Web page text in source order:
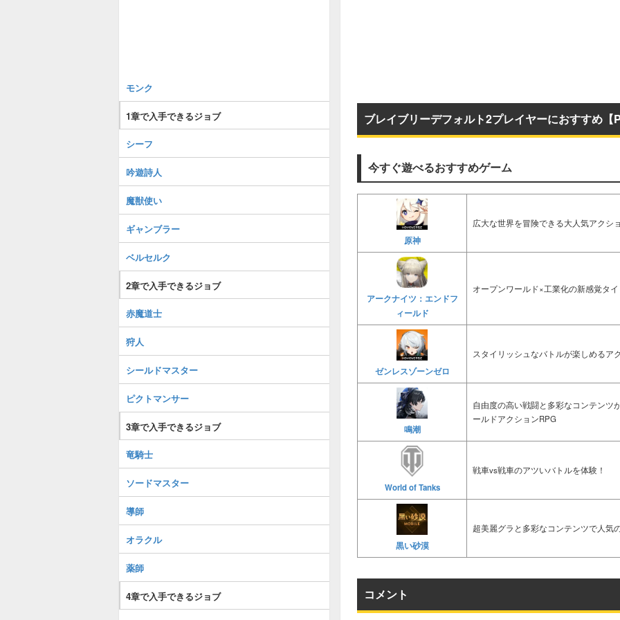
ブレイブリーデフォルト2プレイヤーにおすすめ【
今すぐ遊べるおすすめゲーム
原神
広大な世界を冒険できる大人気アクシ
アークナイツ：エンドフ
ィールド
オープンワールド×工業化の新感覚タ
ゼンレスゾーンゼロ
スタイリッシュなバトルが楽しめるア
鳴潮
自由度の高い戦闘と多彩なコンテンツ
ールドアクションRPG
World of Tanks
戦車vs戦車のアツいバトルを体験！
黒い砂漠
超美麗グラと多彩なコンテンツで人気
コメント
モンク
1章で入手できるジョブ
シーフ
吟遊詩人
魔獣使い
ギャンブラー
ベルセルク
2章で入手できるジョブ
赤魔道士
狩人
シールドマスター
ピクトマンサー
3章で入手できるジョブ
竜騎士
ソードマスター
導師
オラクル
薬師
4章で入手できるジョブ